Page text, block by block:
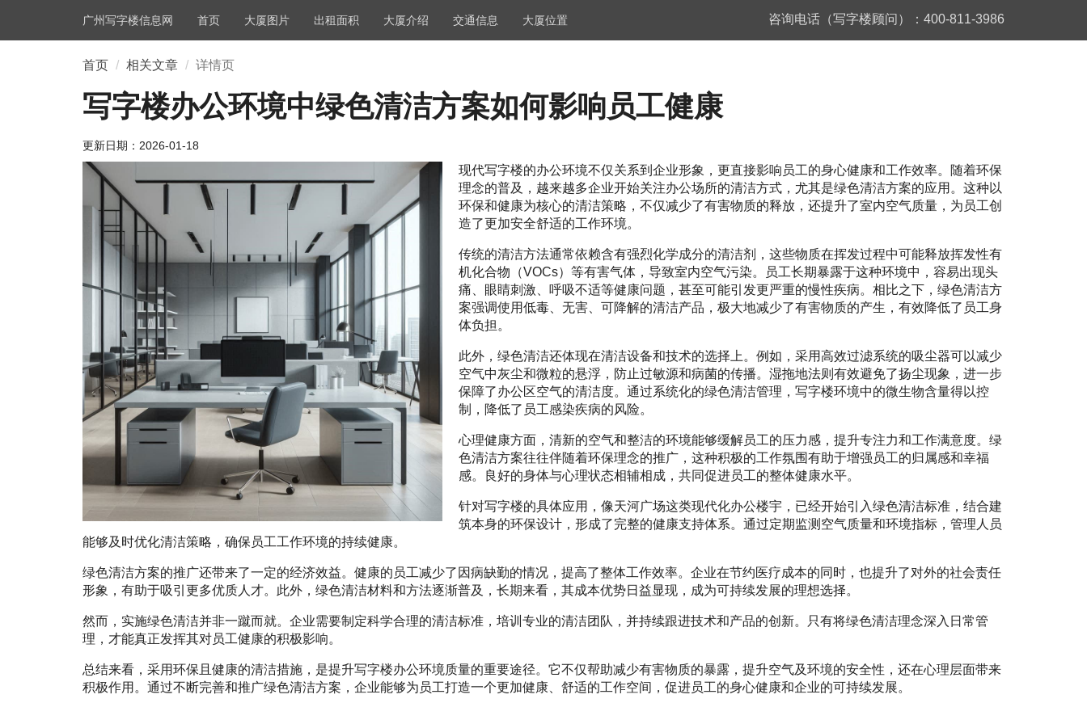
广州写字楼信息网 首页 大厦图片 出租面积 大厦介绍 交通信息 大厦位置 咨询电话（写字楼顾问）：400-811-3986
首页 相关文章 详情页
写字楼办公环境中绿色清洁方案如何影响员工健康
更新日期： 2026-01-18
现代写字楼的办公环境不仅关系到企业形象，更直接影响员工的身心健康和工作效率。随着环保
理念的普及，越来越多企业开始关注办公场所的清洁方式，尤其是绿色清洁方案的应用。这种以
环保和健康为核心的清洁策略，不仅减少了有害物质的释放，还提升了室内空气质量，为员工创
造了更加安全舒适的工作环境。
传统的清洁方法通常依赖含有强烈化学成分的清洁剂，这些物质在挥发过程中可能释放挥发性有
机化合物（VOCs）等有害气体，导致室内空气污染。员工长期暴露于这种环境中，容易出现头
痛、眼睛刺激、呼吸不适等健康问题，甚至可能引发更严重的慢性疾病。相比之下，绿色清洁方
案强调使用低毒、无害、可降解的清洁产品，极大地减少了有害物质的产生，有效降低了员工身
体负担。
此外，绿色清洁还体现在清洁设备和技术的选择上。例如，采用高效过滤系统的吸尘器可以减少
空气中灰尘和微粒的悬浮，防止过敏源和病菌的传播。湿拖地法则有效避免了扬尘现象，进一步
保障了办公区空气的清洁度。通过系统化的绿色清洁管理，写字楼环境中的微生物含量得以控
制，降低了员工感染疾病的风险。
心理健康方面，清新的空气和整洁的环境能够缓解员工的压力感，提升专注力和工作满意度。绿
色清洁方案往往伴随着环保理念的推广，这种积极的工作氛围有助于增强员工的归属感和幸福
感。良好的身体与心理状态相辅相成，共同促进员工的整体健康水平。
针对写字楼的具体应用，像天河广场这类现代化办公楼宇，已经开始引入绿色清洁标准，结合建
筑本身的环保设计，形成了完整的健康支持体系。通过定期监测空气质量和环境指标，管理人员
能够及时优化清洁策略，确保员工工作环境的持续健康。
绿色清洁方案的推广还带来了一定的经济效益。健康的员工减少了因病缺勤的情况，提高了整体工作效率。企业在节约医疗成本的同时，也提升了对外的社会责任
形象，有助于吸引更多优质人才。此外，绿色清洁材料和方法逐渐普及，长期来看，其成本优势日益显现，成为可持续发展的理想选择。
然而，实施绿色清洁并非一蹴而就。企业需要制定科学合理的清洁标准，培训专业的清洁团队，并持续跟进技术和产品的创新。只有将绿色清洁理念深入日常管
理，才能真正发挥其对员工健康的积极影响。
总结来看，采用环保且健康的清洁措施，是提升写字楼办公环境质量的重要途径。它不仅帮助减少有害物质的暴露，提升空气及环境的安全性，还在心理层面带来
积极作用。通过不断完善和推广绿色清洁方案，企业能够为员工打造一个更加健康、舒适的工作空间，促进员工的身心健康和企业的可持续发展。